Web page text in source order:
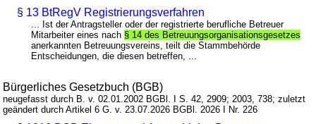
§ 13 BtRegV Registrierungsverfahren
... Ist der Antragsteller oder der registrierte berufliche Betreuer
Mitarbeiter eines nach § 14 des Betreuungsorganisationsgesetzes
anerkannten Betreuungsvereins, teilt die Stammbehörde
Entscheidungen, die diesen betreffen, ...
Bürgerliches Gesetzbuch (BGB)
neugefasst durch B. v. 02.01.2002 BGBl. I S. 42, 2909; 2003, 738; zuletzt
geändert durch Artikel 6 G. v. 23.07.2026 BGBl. 2026 I Nr. 226